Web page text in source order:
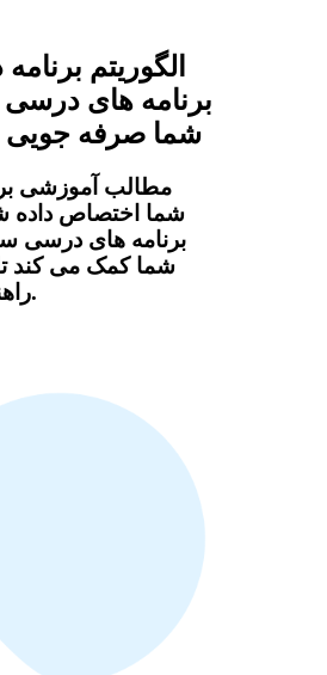
الگوریتم
برنامه های
شما صرفه جویی
مطالب آموزشی
شما اختصاص
برنامه های درسی
شما کمک می کند
راهنمایی کنید.